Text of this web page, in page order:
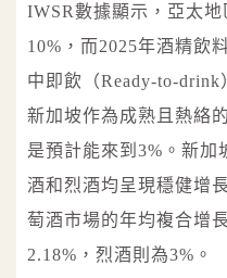
IWSR數據顯示，亞太
10%，而2025年酒精飲
中即飲（Ready-to-drink
新加坡作為成熟且熱絡
是預計能來到3%。新加
酒和烈酒均呈現穩健增
萄酒市場的年均複合增
2.18%，烈酒則為3%。